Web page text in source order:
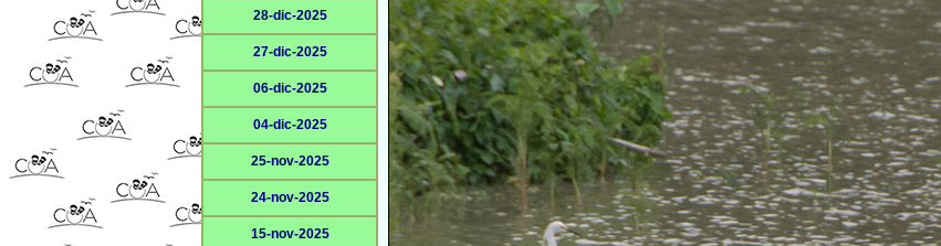
28-dic-2025
27-dic-2025
06-dic-2025
04-dic-2025
25-nov-2025
24-nov-2025
15-nov-2025